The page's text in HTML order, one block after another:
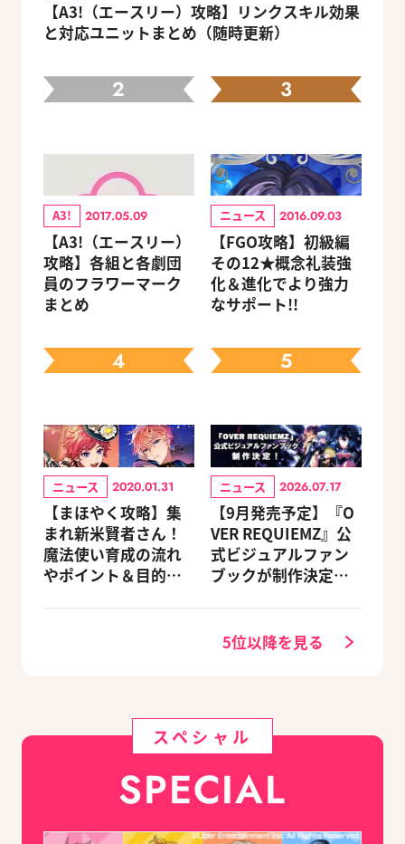
【A3!（エースリー）攻略】リンクスキル効果
と対応ユニットまとめ（随時更新）
2
A3! 2017.05.09
【A3!（エースリー）
攻略】各組と各劇団
員のフラワーマーク
まとめ
3
ニュース 2016.09.03
【FGO攻略】初級編
その12★概念礼装強
化＆進化でより強力
なサポート!!
4
ニュース 2020.01.31
【まほやく攻略】集
まれ新米賢者さん！
魔法使い育成の流れ
やポイント＆目的別
5
ニュース 2026.07.17
【9月発売予定】『O
VER REQUIEMZ』公
式ビジュアルファン
ブックが制作決定！
定セットも同時発売
5位以降を見る
スペシャル
SPECIAL